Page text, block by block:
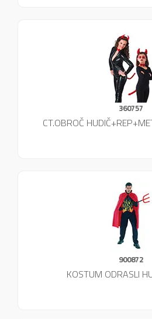
360757
CT.OBROČ
900872
KOSTUM ODRASLI